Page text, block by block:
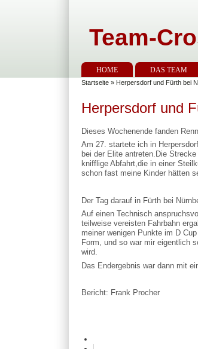
Team-
HOME DAS TEAM
Startseite » Herpersdorf und Fürth bei
Herpersdorf und
Dieses Wochenende fanden
Am 27. startete ich in
bei der Elite antreten.Die
knifflige Abfahrt,die in einer
schon fast meine Kinder hätten
Der Tag darauf in Fürth bei
Auf einen Technisch
teilweise vereisten Fahrbahn
meiner wenigen Punkte im D
Form, und so war mir eigentlich
wird.
Das Endergebnis war dann mit
Bericht: Frank Procher